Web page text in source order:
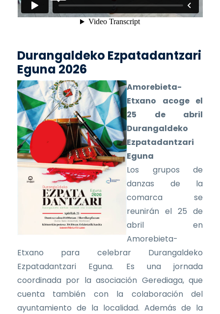
Durangaldeko Ezpatadantzari
Eguna 2026
Amorebieta-
Etxano acoge el
25 de abril
Durangaldeko
Ezpatadantzari
Eguna
Los grupos de
danzas de la
comarca se
reunirán el 25 de
abril en
Amorebieta-
Etxano para celebrar Durangaldeko
Ezpatadantzari Eguna. Es una jornada
coordinada por la asociación Gerediaga, que
cuenta también con la colaboración del
ayuntamiento de la localidad. Además de la